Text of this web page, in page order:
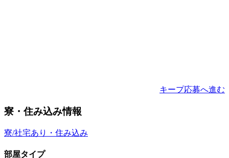
キープ応募へ進む
寮・住み込み情報
寮/社宅あり・住み込み
部屋タイプ